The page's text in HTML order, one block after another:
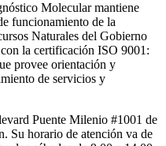
Molecular mantiene
funcionamiento de la
Naturales del Gobierno
la certificación ISO 9001:
provee orientación y
de servicios y
Puente Milenio #1001 de
Su horario de atención va de